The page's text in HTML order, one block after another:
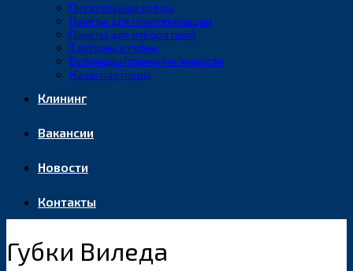
Питательные среды
Пакеты для гомогенизации
Пакеты для отбора проб
Тампоны и губки
Вебинары/тренинги/новости
Наши партнеры
Клининг
Вакансии
Новости
Контакты
Губки Виледа